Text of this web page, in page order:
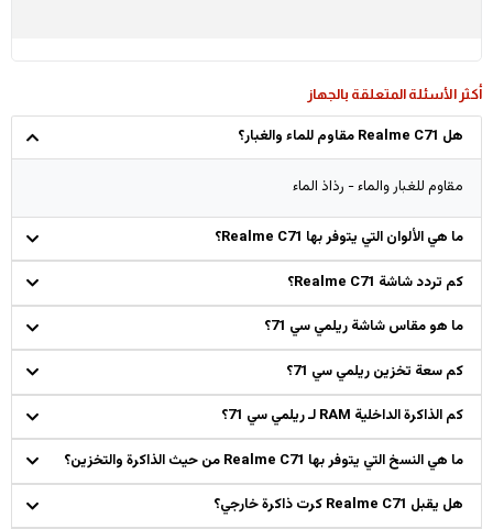
أكثر الأسئلة المتعلقة بالجهاز
هل Realme C71 مقاوم للماء والغبار؟
مقاوم للغبار والماء - رذاذ الماء
ما هي الألوان التي يتوفر بها Realme C71؟
كم تردد شاشة Realme C71؟
ما هو مقاس شاشة ريلمي سي 71؟
كم سعة تخزين ريلمي سي 71؟
كم الذاكرة الداخلية RAM لـ ريلمي سي 71؟
ما هي النسخ التي يتوفر بها Realme C71 من حيث الذاكرة والتخزين؟
هل يقبل Realme C71 كرت ذاكرة خارجي؟